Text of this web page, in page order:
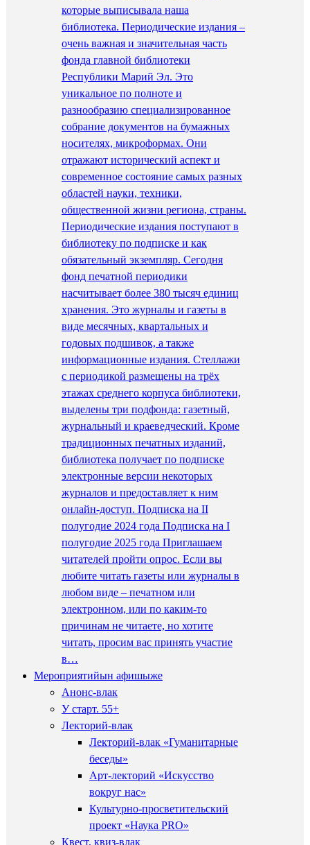
которые выписывала наша
библиотека. Периодические издания –
очень важная и значительная часть
фонда главной библиотеки
Республики Марий Эл. Это
уникальное по полноте и
разнообразию специализированное
собрание документов на бумажных
носителях, микроформах. Они
отражают исторический аспект и
современное состояние самых разных
областей науки, техники,
общественной жизни региона, страны.
Периодические издания поступают в
библиотеку по подписке и как
обязательный экземпляр. Сегодня
фонд печатной периодики
насчитывает более 380 тысяч единиц
хранения. Это журналы и газеты в
виде месячных, квартальных и
годовых подшивок, а также
информационные издания. Стеллажи
с периодикой размещены на трёх
этажах среднего корпуса библиотеки,
выделены три подфонда: газетный,
журнальный и краеведческий. Кроме
традиционных печатных изданий,
библиотека получает по подписке
электронные версии некоторых
журналов и предоставляет к ним
онлайн-доступ. Подписка на II
полугодие 2024 года Подписка на I
полугодие 2025 года Приглашаем
читателей пройти опрос. Если вы
любите читать газеты или журналы в
любом виде – печатном или
электронном, или по каким-то
причинам не читаете, но хотите
читать, просим вас принять участие
в…
Мероприятийын афишыже
Анонс-влак
У старт. 55+
Лекторий-влак
Лекторий-влак «Гуманитарные
беседы»
Арт-лекторий «Искусство
вокруг нас»
Культурно-просветительский
проект «Наука PRO»
Квест, квиз-влак